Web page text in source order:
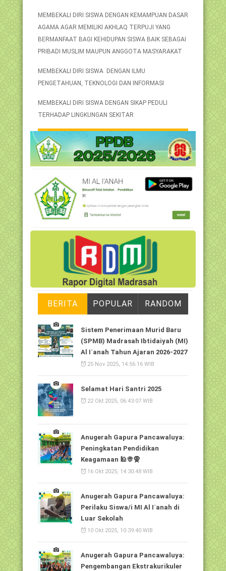
MEMBEKALI DIRI SISWA DENGAN KEMAMPUAN DASAR
AGAMA AGAR MEMILIKI AKHLAQ TERPUJI YANG
BERMANFAAT BAGI KEHIDUPAN SISWA BAIK SEBAGAI
PRIBADI MUSLIM MAUPUN ANGGOTA MASYARAKAT
MEMBEKALI DIRI SISWA DENGAN ILMU
PENGETAHUAN, TEKNOLOGI DAN INFORMASI
MEMBEKALI DIRI SISWA DENGAN SIKAP PEDULI
TERHADAP LINGKUNGAN SEKITAR
BERITA POPULAR RANDOM
Sistem Penerimaan Murid Baru
(SPMB) Madrasah Ibtidaiyah (MI)
Al I`anah Tahun Ajaran 2026-2027
25 Nov 2025, 14:56:16 WIB
Selamat Hari Santri 2025
22 Okt 2025, 06:43:07 WIB
Anugerah Gapura Pancawaluya:
Peningkatan Pendidikan
Keagamaan 🕌👳🧕
16 Okt 2025, 14:30:48 WIB
Anugerah Gapura Pancawaluya:
Perilaku Siswa/i MI Al I`anah di
Luar Sekolah
10 Okt 2025, 10:39:40 WIB
Anugerah Gapura Pancawaluya:
Pengembangan Ekstrakurikuler